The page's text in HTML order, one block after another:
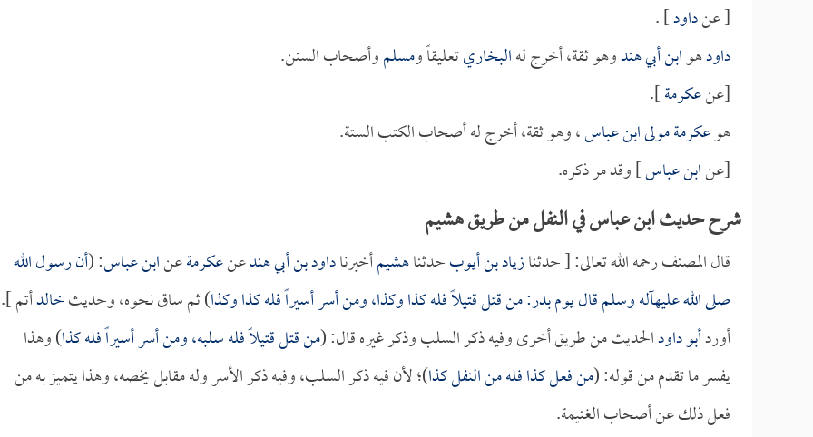
[ عنداود] .
داودهوابن أبي هندوهو ثقة، أخرج لهالبخاريتعليقاً ومسلموأصحاب السنن.
[عنعكرمة].
هوعكرمة مولى ابن عباس، وهو ثقة، أخرج له أصحاب الكتب الستة.
[عنابن عباس] وقد مر ذكره.
شرح حديث ابن عباس في النفل من طريق هشيم
قال المصنف رحمه الله تعالى: [ حدثنازياد بن أيوبحدثناهشيمأخبرناداود بن أبي هندعنعكرمةعنابن عباس: (أن رسول الله
صلى الله عليهآله وسلم قال يوم بدر: من قتل قتيلاً فله كذا وكذا، ومن أسر أسيراً فله كذا وكذا) ثم ساق نحوه، وحديثخالدأتم ].
أوردأبو داودالحديث من طريق أخرى وفيه ذكر السلب وذكر غيره قال: (من قتل قتيلاً فله سلبه، ومن أسر أسيراً فله كذا) وهذا
يفسر ما تقدم من قوله: (من فعل كذا فله من النفل كذا)؛ لأن فيه ذكر السلب، وفيه ذكر الأسر وله مقابل يخصه، وهذا يتميز به من
فعل ذلك عن أصحاب الغنيمة.